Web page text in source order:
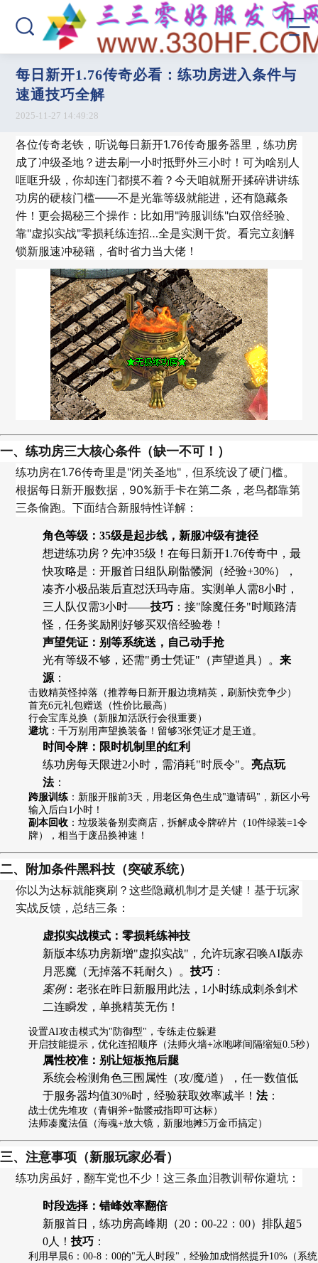
每日新开1.76传奇必看：练功房进入条件与
速通技巧全解
2025-11-27 14:49:28
各位传奇老铁，听说每日新开1.76传奇服务器里，练功房
成了冲级圣地？进去刷一小时抵野外三小时！可为啥别人
哐哐升级，你却连门都摸不着？今天咱就掰开揉碎讲讲练
功房的硬核门槛——不是光靠等级就能进，还有隐藏条
件！更会揭秘三个操作：比如用"跨服训练"白双倍经验、
靠"虚拟实战"零损耗练连招…全是实测干货。看完立刻解
锁新服速冲秘籍，省时省力当大佬！
一、练功房三大核心条件（缺一不可！）
练功房在1.76传奇里是"闭关圣地"，但系统设了硬门槛。
根据每日新开服数据，90%新手卡在第二条，老鸟都靠第
三条偷跑。下面结合新服特性详解：
角色等级：35级是起步线，新服冲级有捷径
想进练功房？先冲35级！在每日新开1.76传奇中，最
快攻略是：开服首日组队刷骷髅洞（经验+30%），
凑齐小极品装后直怼沃玛寺庙。实测单人需8小时，
三人队仅需3小时——技巧 ：接"除魔任务"时顺路清
怪，任务奖励刚好够买双倍经验卷！
声望凭证：别等系统送，自己动手抢
光有等级不够，还需"勇士凭证"（声望道具）。来
源 ：
击败精英怪掉落（推荐每日新开服边境精英，刷新快竞争少）
首充6元礼包赠送（性价比最高）
行会宝库兑换（新服加活跃行会很重要）
避坑：千万别用声望换装备！留够3张凭证才是王道。
时间令牌：限时机制里的红利
练功房每天限进2小时，需消耗"时辰令"。亮点玩
法：
跨服训练 ：新服开服前3天，用老区角色生成"邀请码"，新区小号
输入后白1小时！
副本回收 ：垃圾装备别卖商店，拆解成令牌碎片（10件绿装=1令
牌），相当于废品换神速！
二、附加条件黑科技（突破系统）
你以为达标就能爽刷？这些隐藏机制才是关键！基于玩家
实战反馈，总结三条：
虚拟实战模式：零损耗练神技
新版本练功房新增"虚拟实战"，允许玩家召唤AI版赤
月恶魔（无掉落不耗耐久）。技巧 ：
案例：老张在昨日新服用此法，1小时练成刺杀剑术
二连瞬发，单挑精英无伤！
设置AI攻击模式为"防御型"，专练走位躲避
开启技能提示，优化连招顺序（法师火墙+冰咆哮间隔缩短0.5秒）
属性校准：别让短板拖后腿
系统会检测角色三围属性（攻/魔/道），任一数值低
于服务器均值30%时，经验获取效率减半！法：
战士优先堆攻（青铜斧+骷髅戒指即可达标）
法师凑魔法值（海魂+放大镜，新服地摊5万金币搞定）
三、注意事项（新服玩家必看）
练功房虽好，翻车党也不少！这三条血泪教训帮你避坑：
时段选择：错峰效率翻倍
新服首日，练功房高峰期（20：00-22：00）排队超5
0人！技巧 ：
利用早晨6：00-8：00的"无人时段"，经验加成悄然提升10%（系统